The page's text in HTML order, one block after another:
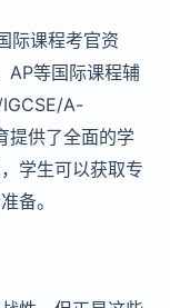
际课程考官资
AP等国际课程辅
A-
提供了全面的学
学生可以获取专
备。